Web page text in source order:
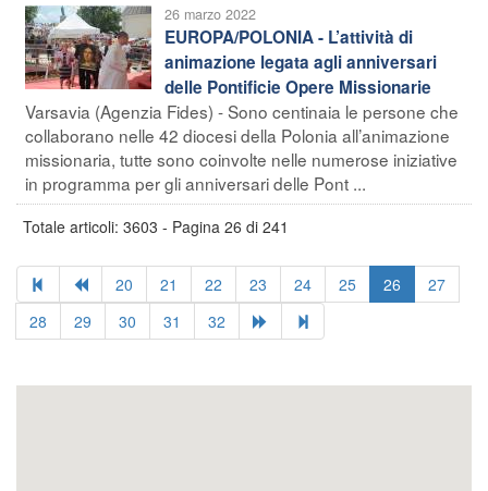
26 marzo 2022
EUROPA/POLONIA - L’attività di
animazione legata agli anniversari
delle Pontificie Opere Missionarie
Varsavia (Agenzia Fides) - Sono centinaia le persone che
collaborano nelle 42 diocesi della Polonia all’animazione
missionaria, tutte sono coinvolte nelle numerose iniziative
in programma per gli anniversari delle Pont ...
Totale articoli: 3603 - Pagina 26 di 241
20 21 22 23 24 25 26
27
28
29 30 31 32